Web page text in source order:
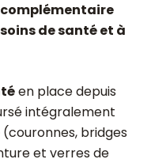
de santé et à
en place depuis
intégralement
(couronnes, bridges
et verres de